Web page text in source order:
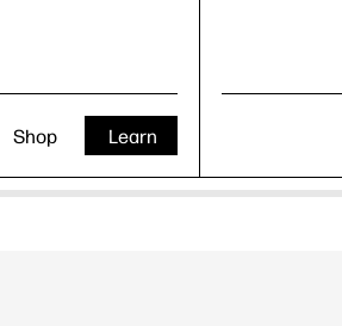
Learn
Shop